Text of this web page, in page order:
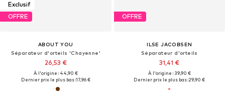
Exclusif
OFFRE
ABOUT YOU
Séparateur d'orteils 'Chayenne'
26,53 €
À l'origine : 44,90 €
Dernier prix le plus bas :17,96 €
OFFRE
ILSE JACOBSEN
Séparateur d'orteils
31,41 €
À l'origine : 39,90 €
Dernier prix le plus bas :29,90 €